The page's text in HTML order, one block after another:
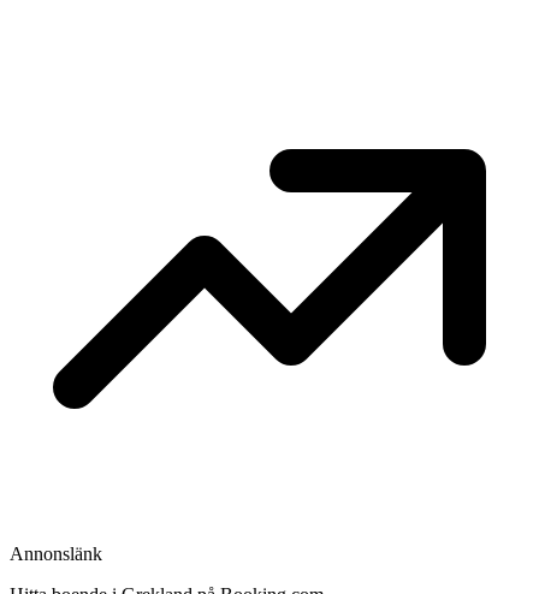
Annonslänk